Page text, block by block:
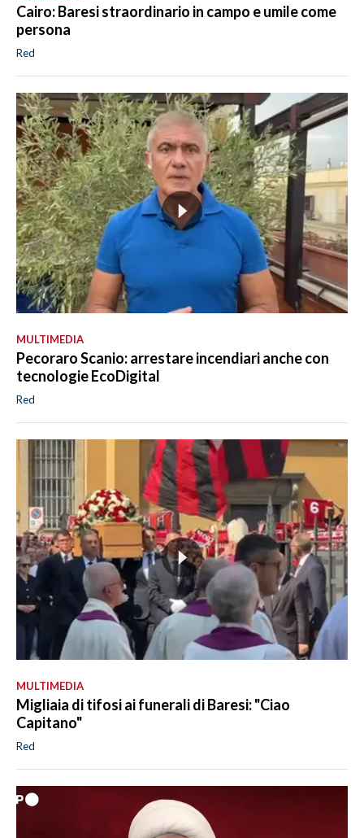
Cairo: Baresi straordinario in campo e umile come
persona
Red
MULTIMEDIA
Pecoraro Scanio: arrestare incendiari anche con
tecnologie EcoDigital
Red
MULTIMEDIA
Migliaia di tifosi ai funerali di Baresi: "Ciao
Capitano"
Red